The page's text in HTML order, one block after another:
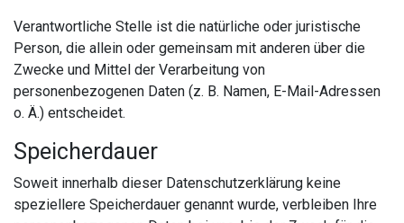
Verantwortliche Stelle ist die natürliche oder juristische
Person, die allein oder gemeinsam mit anderen über die
Zwecke und Mittel der Verarbeitung von
personenbezogenen Daten (z. B. Namen, E-Mail-Adressen
o. Ä.) entscheidet.
Speicherdauer
Soweit innerhalb dieser Datenschutzerklärung keine
speziellere Speicherdauer genannt wurde, verbleiben Ihre